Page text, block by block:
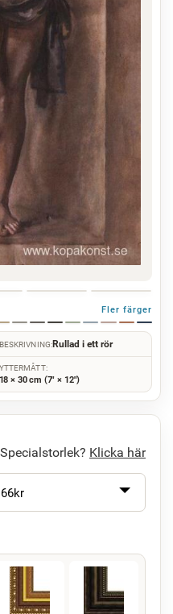
Fler färger
BESKRIVNING:Rullad i ett rör
YTTERMÅTT:
18 × 30 cm (7" × 12")
Specialstorlek? Klicka här
kr